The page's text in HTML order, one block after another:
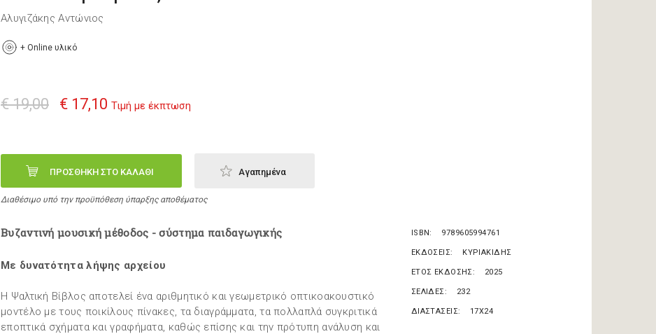
Αλυγιζάκης Αντώνιος
+ Online υλικό
€ 19,00 € 17,10 Τιμή με έκπτωση
ΠΡΟΣΘΗΚΗ ΣΤΟ ΚΑΛΑΘΙ Αγαπημένα
Διαθέσιμο υπό την προϋπόθεση ύπαρξης αποθέματος
Βυζαντινή μουσική μέθοδος - σύστημα παιδαγωγικής
Με δυνατότητα λήψης αρχείου
Η Ψαλτική Βίβλος αποτελεί ένα αριθμητικό και γεωμετρικό οπτικοακουστικό
μοντέλο με τους ποικίλους πίνακες, τα διαγράμματα, τα πολλαπλά συγκριτικά
εποπτικά σχήματα και γραφήματα, καθώς επίσης και την πρότυπη ανάλυση και
ISBN 9789605994761
ΕΚΔΟΣΕΙΣ ΚΥΡΙΑΚΙΔΗΣ
ΕΤΟΣ ΕΚΔΟΣΗΣ 2025
ΣΕΛΙΔΕΣ 232
ΔΙΑΣΤΑΣΕΙΣ 17X24